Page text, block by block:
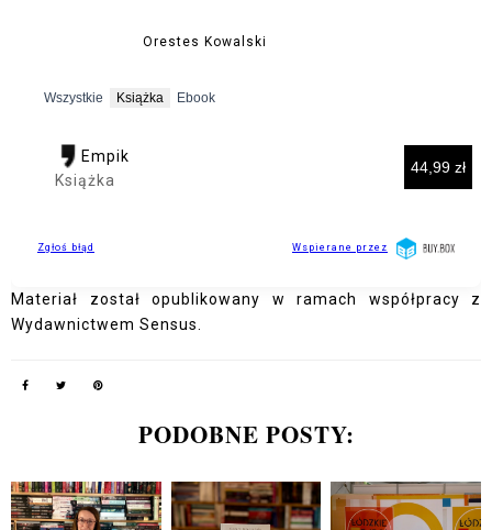
Materiał został opublikowany w ramach współpracy z
Wydawnictwem Sensus.
PODOBNE POSTY: